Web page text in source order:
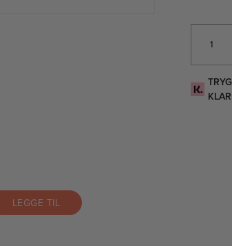
LEGGE TIL